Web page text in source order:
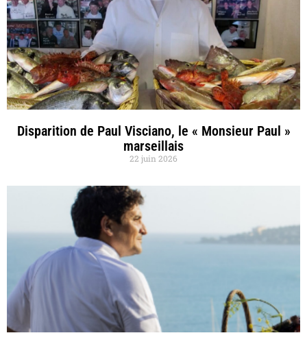
Disparition de Paul Visciano, le « Monsieur Paul »
marseillais
22 juin 2026